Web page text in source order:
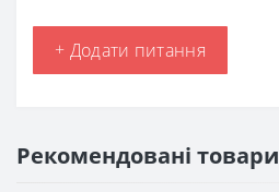
+ Додати питання
Рекомендовані товари